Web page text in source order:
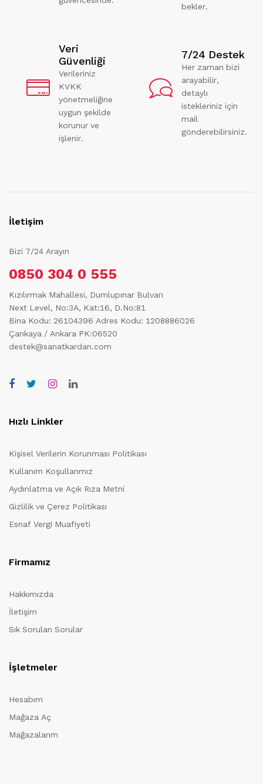
bekler.
Veri
Güvenliği
Verileriniz
KVKK
yönetmeliğine
uygun şekilde
korunur ve
işlenir.
7/24 Destek
Her zaman bizi
arayabilir,
detaylı
istekleriniz için
mail
gönderebilirsiniz.
İletişim
Bizi 7/24 Arayın
0850 304 0 555
Kızılırmak Mahallesi, Dumlupınar Bulvarı
Next Level, No:3A, Kat:16, D.No:81
Bina Kodu: 26104396 Adres Kodu: 1208886026
Çankaya / Ankara PK:06520
destek@sanatkardan.com
Hızlı Linkler
Kişisel Verilerin Korunması Politikası
Kullanım Koşullarımız
Aydınlatma ve Açık Rıza Metni
Gizlilik ve Çerez Politikası
Esnaf Vergi Muafiyeti
Firmamız
Hakkımızda
İletişim
Sık Sorulan Sorular
İşletmeler
Hesabım
Mağaza Aç
Mağazalarım